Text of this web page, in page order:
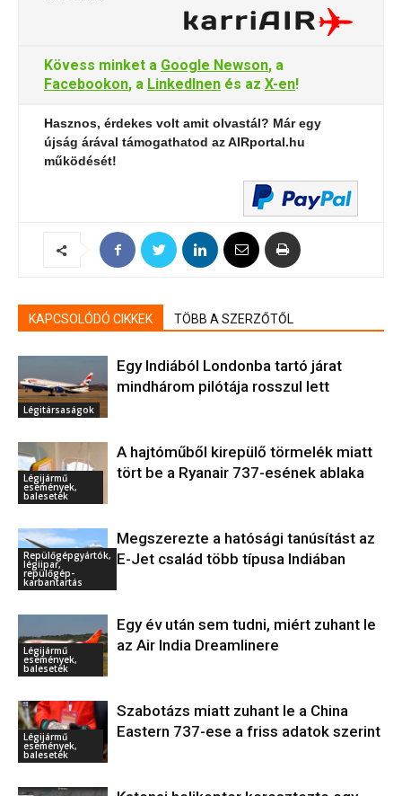
Kövess minket a Google Newson, a
Facebookon, a LinkedInen és az X-en!
Hasznos, érdekes volt amit olvastál? Már egy
újság árával támogathatod az AIRportal.hu
működését!
KAPCSOLÓDÓ CIKKEK TÖBB A SZERZŐTŐL
Légitársaságok
Egy Indiából Londonba tartó járat
mindhárom pilótája rosszul lett
Légijármű
események,
balesetek
A hajtóműből kirepülő törmelék miatt
tört be a Ryanair 737-esének ablaka
Repülőgépgyártók,
légiipar,
repülőgép-
karbantartás
Megszerezte a hatósági tanúsítást az
E-Jet család több típusa Indiában
Légijármű
események,
balesetek
Egy év után sem tudni, miért zuhant le
az Air India Dreamlinere
Légijármű
események,
balesetek
Szabotázs miatt zuhant le a China
Eastern 737-ese a friss adatok szerint